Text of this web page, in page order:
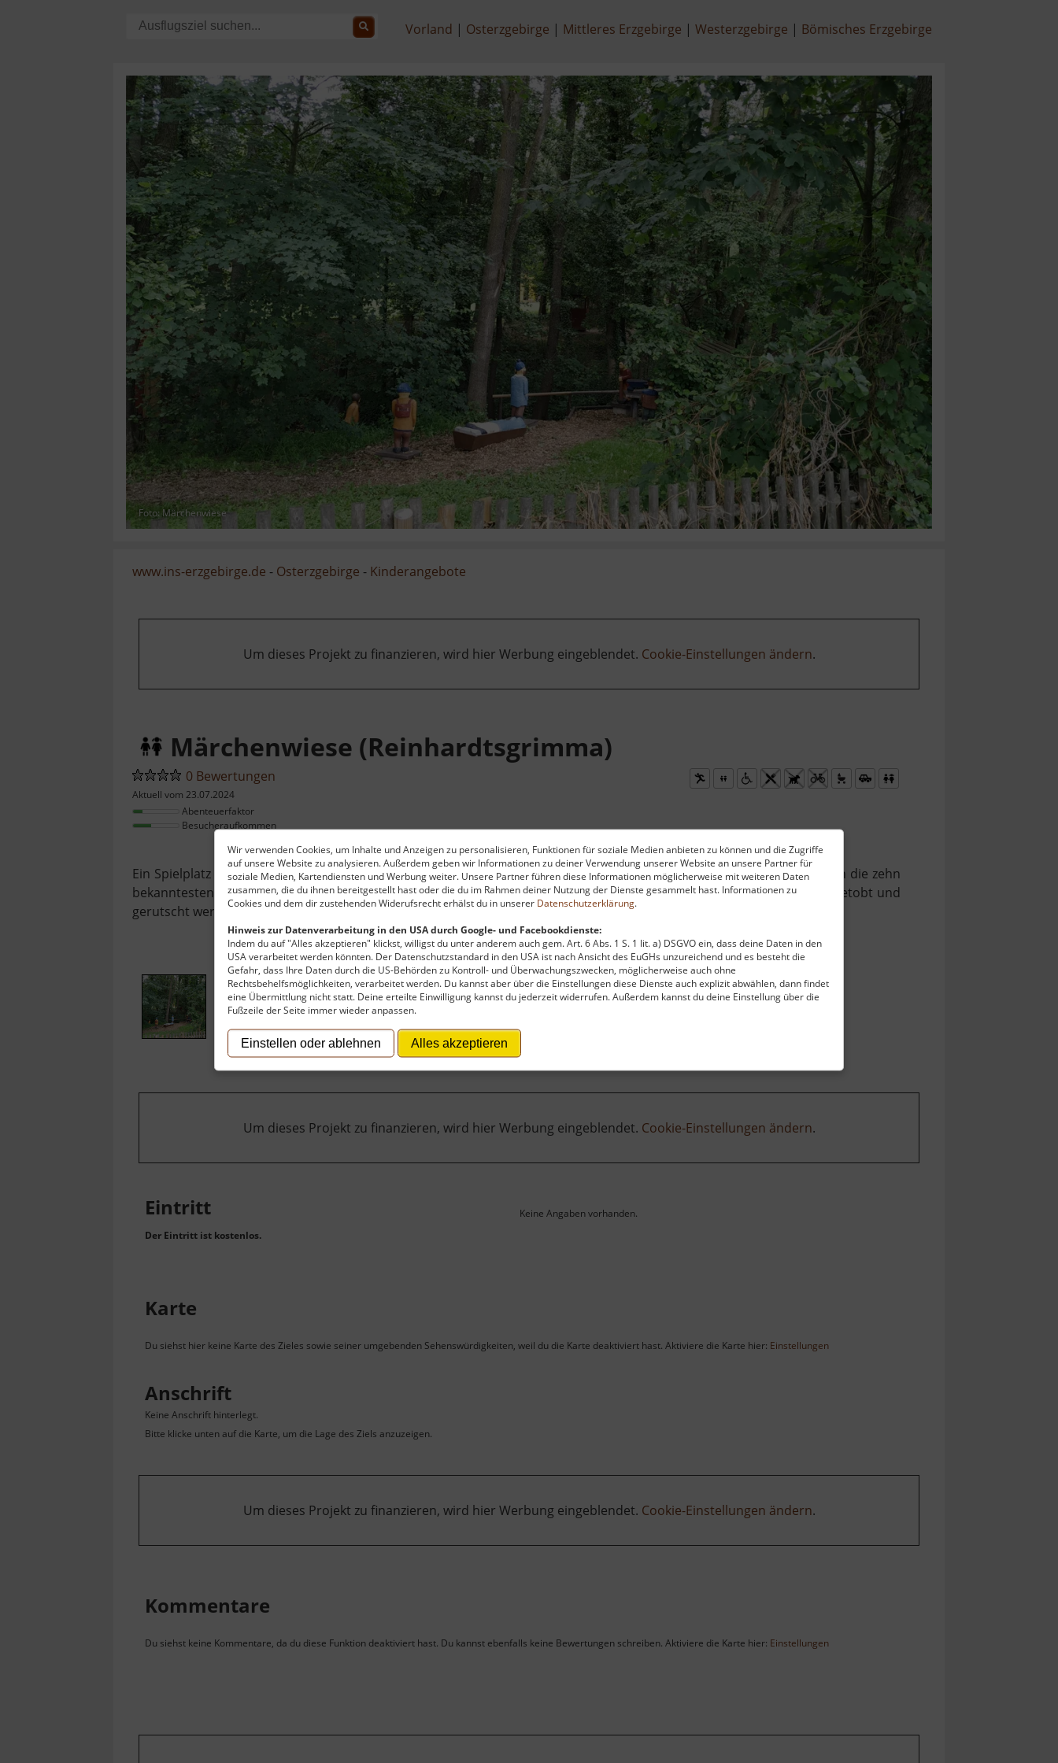
Wir verwenden Cookies, um Inhalte und Anzeigen zu personalisieren, Funktionen für soziale Medien anbieten zu können und die Zugriffe
auf unsere Website zu analysieren. Außerdem geben wir Informationen zu deiner Verwendung unserer Website an unsere Partner für
soziale Medien, Kartendiensten und Werbung weiter. Unsere Partner führen diese Informationen möglicherweise mit weiteren Daten
zusammen, die du ihnen bereitgestellt hast oder die du im Rahmen deiner Nutzung der Dienste gesammelt hast. Informationen zu
Cookies und dem dir zustehenden Widerufsrecht erhälst du in unserer Datenschutzerklärung.
Hinweis zur Datenverarbeitung in den USA durch Google- und Facebookdienste:
Indem du auf "Alles akzeptieren" klickst, willigst du unter anderem auch gem. Art. 6 Abs. 1 S. 1 lit. a) DSGVO ein, dass deine Daten in den
USA verarbeitet werden könnten. Der Datenschutzstandard in den USA ist nach Ansicht des EuGHs unzureichend und es besteht die
Gefahr, dass Ihre Daten durch die US-Behörden zu Kontroll- und Überwachungszwecken, möglicherweise auch ohne
Rechtsbehelfsmöglichkeiten, verarbeitet werden. Du kannst aber über die Einstellungen diese Dienste auch explizit abwählen, dann findet
eine Übermittlung nicht statt. Deine erteilte Einwilligung kannst du jederzeit widerrufen. Außerdem kannst du deine Einstellung über die
Fußzeile der Seite immer wieder anpassen.
Einstellen oder ablehnen Alles akzeptieren
Vorland Osterzgebirge Mittleres Erzgebirge Westerzgebirge Bömisches Erzgebirge
Foto: Märchenwiese
www.ins-erzgebirge.de - Osterzgebirge - Kinderangebote
Um dieses Projekt zu finanzieren, wird hier Werbung eingeblendet. Cookie-Einstellungen ändern.
Märchenwiese (Reinhardtsgrimma)
0 Bewertungen
Aktuell vom 23.07.2024
Abenteuerfaktor
Besucheraufkommen
Ein Spielplatz der anderen Art ist die Märchenwiese Reinhardtsgrimma. Hier kann man anhand toll gestalteter Figuren die zehn
bekanntesten Märchen hautnah erleben. Fahrräder und Hunde sind hier zwar nicht gestattet, dafür darf geklettert, getobt und
gerutscht werden.
Um dieses Projekt zu finanzieren, wird hier Werbung eingeblendet. Cookie-Einstellungen ändern.
Eintritt
Der Eintritt ist kostenlos.
Keine Angaben vorhanden.
Karte
Du siehst hier keine Karte des Zieles sowie seiner umgebenden Sehenswürdigkeiten, weil du die Karte deaktiviert hast. Aktiviere die Karte hier: Einstellungen
Anschrift
Keine Anschrift hinterlegt.
Bitte klicke unten auf die Karte, um die Lage des Ziels anzuzeigen.
Um dieses Projekt zu finanzieren, wird hier Werbung eingeblendet. Cookie-Einstellungen ändern.
Kommentare
Du siehst keine Kommentare, da du diese Funktion deaktiviert hast. Du kannst ebenfalls keine Bewertungen schreiben. Aktiviere die Karte hier: Einstellungen